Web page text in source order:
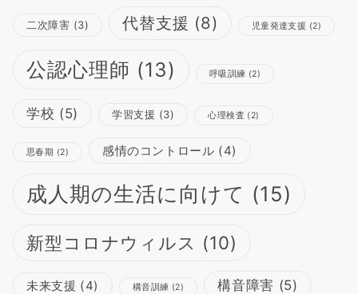
二次障害 (3) 代替支援 (8) 児童発達支援 (2)
公認心理師 (13) 呼吸訓練 (2)
学校 (5) 学習支援 (3) 心理検査 (2)
思春期 (2) 感情のコントロール (4)
成人期の生活に向けて (15)
新型コロナウィルス (10)
未来支援 (4) 構音訓練 (2) 構音障害 (5)